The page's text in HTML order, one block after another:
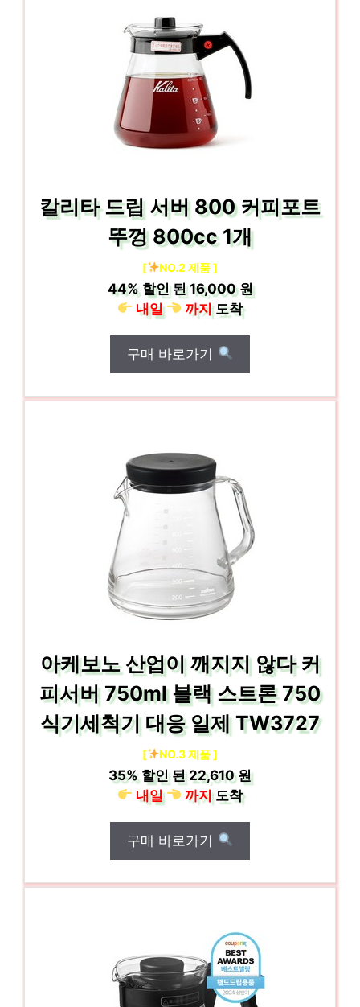
칼리타 드립 서버 800 커피포트
뚜껑 800cc 1개
[ NO.2 제품 ]
44%할인 된16,000 원
내일
까지도착
구매 바로가기
아케보노 산업이 깨지지 않다 커
피서버 750ml 블랙 스트론 750
식기세척기 대응 일제 TW3727
[ NO.3 제품 ]
35% 할인 된22,610 원
내일
까지도착
구매 바로가기